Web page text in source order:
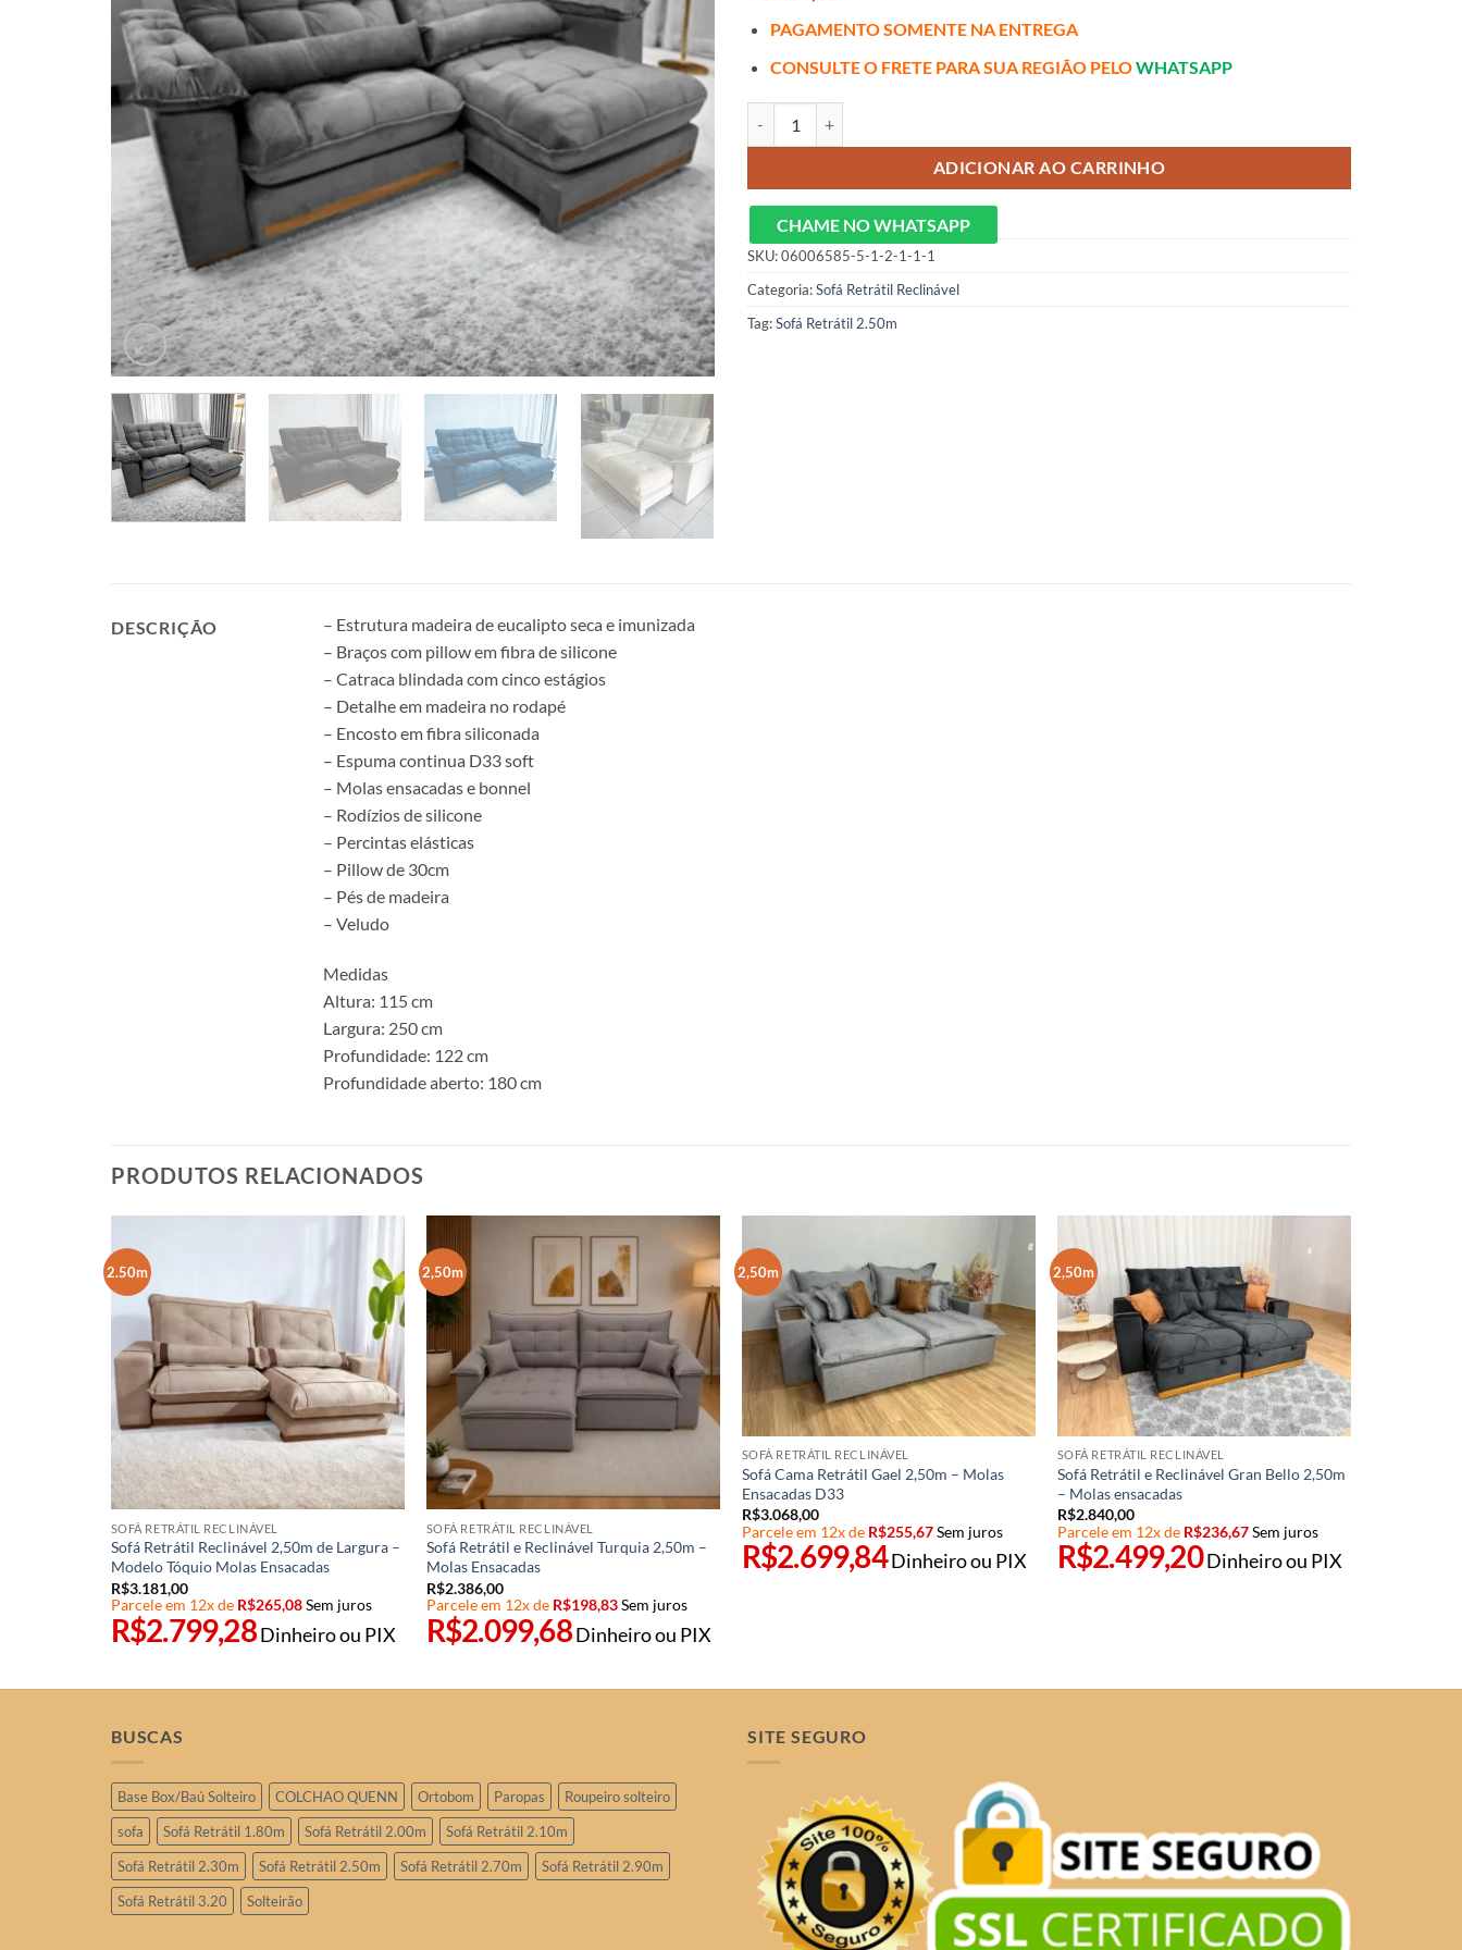
PAGAMENTO SOMENTE NA ENTREGA
CONSULTE O FRETE PARA SUA REGIÃO PELOWHATSAPP
ADICIONAR AO CARRINHO
CHAME NO WHATSAPP
SKU:06006585-5-1-2-1-1-1
Categoria:Sofá Retrátil Reclinável
Tag:Sofá Retrátil 2.50m
DESCRIÇÃO
– Estrutura madeira de eucalipto seca e imunizada
– Braços com pillow em fibra de silicone
– Catraca blindada com cinco estágios
– Detalhe em madeira no rodapé
– Encosto em fibra siliconada
– Espuma continua D33 soft
– Molas ensacadas e bonnel
– Rodízios de silicone
– Percintas elásticas
– Pillow de 30cm
– Pés de madeira
– Veludo
Medidas
Altura: 115 cm
Largura: 250 cm
Profundidade: 122 cm
Profundidade aberto: 180 cm
PRODUTOS RELACIONADOS
2.50m
SOFÁ RETRÁTIL RECLINÁVEL
Sofá Retrátil Reclinável 2,50m de Largura –
Modelo Tóquio Molas Ensacadas
R$3.181,00
Parcele em 12x de R$265,08Sem juros
R$2.799,28Dinheiro ou PIX
2,50m
SOFÁ RETRÁTIL RECLINÁVEL
Sofá Retrátil e Reclinável Turquia 2,50m –
Molas Ensacadas
R$2.386,00
Parcele em 12x de R$198,83Sem juros
R$2.099,68Dinheiro ou PIX
2,50m
SOFÁ RETRÁTIL RECLINÁVEL
Sofá Cama Retrátil Gael 2,50m – Molas
Ensacadas D33
R$3.068,00
Parcele em 12x de R$255,67Sem juros
R$2.699,84Dinheiro ou PIX
2,50m
SOFÁ RETRÁTIL RECLINÁVEL
Sofá Retrátil e Reclinável Gran Bello 2,50m
– Molas ensacadas
R$2.840,00
Parcele em 12x de R$236,67Sem juros
R$2.499,20Dinheiro ou PIX
BUSCAS
Base Box/Baú Solteiro COLCHAO QUENN Ortobom Paropas
Roupeiro solteiro
sofa
Sofá Retrátil 1.80m Sofá Retrátil 2.00m
Sofá Retrátil 2.10m
Sofá Retrátil 2.30m
Sofá Retrátil 2.50m Sofá Retrátil 2.70m
Sofá Retrátil 2.90m
Sofá Retrátil 3.20
Solteirão
SITE SEGURO